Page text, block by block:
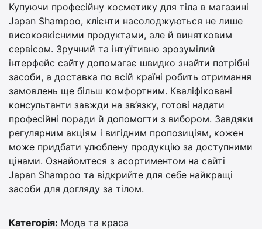
Купуючи професійну косметику для тіла в магазині
Japan Shampoo, клієнти насолоджуються не лише
високоякісними продуктами, але й винятковим
сервісом. Зручний та інтуїтивно зрозумілий
інтерфейс сайту допомагає швидко знайти потрібні
засоби, а доставка по всій країні робить отримання
замовлень ще більш комфортним. Кваліфіковані
консультанти завжди на зв’язку, готові надати
професійні поради й допомогти з вибором. Завдяки
регулярним акціям і вигідним пропозиціям, кожен
може придбати улюблену продукцію за доступними
цінами. Ознайомтеся з асортиментом на сайті
Japan Shampoo та відкрийте для себе найкращі
засоби для догляду за тілом.
Категорія: Мода та краса